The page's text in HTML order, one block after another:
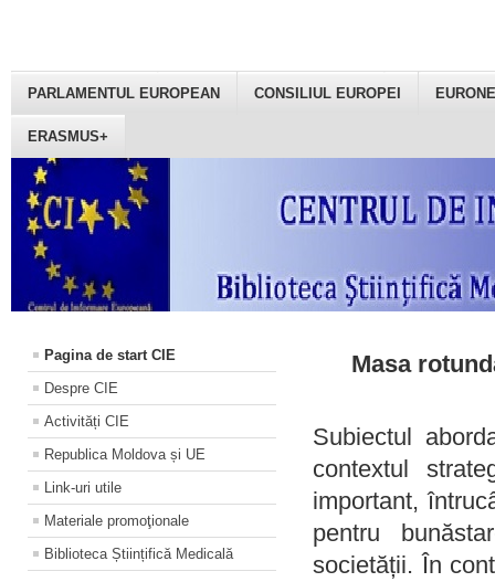
PARLAMENTUL EUROPEAN CONSILIUL EUROPEI
ERASMUS+
Pagina de start CIE
Despre CIE
Activități CIE
Republica Moldova și UE
Link-uri utile
Materiale promoţionale
Biblioteca Științifică Medicală
Masa
Subiectul
contextul
important,
pentru
societății. În